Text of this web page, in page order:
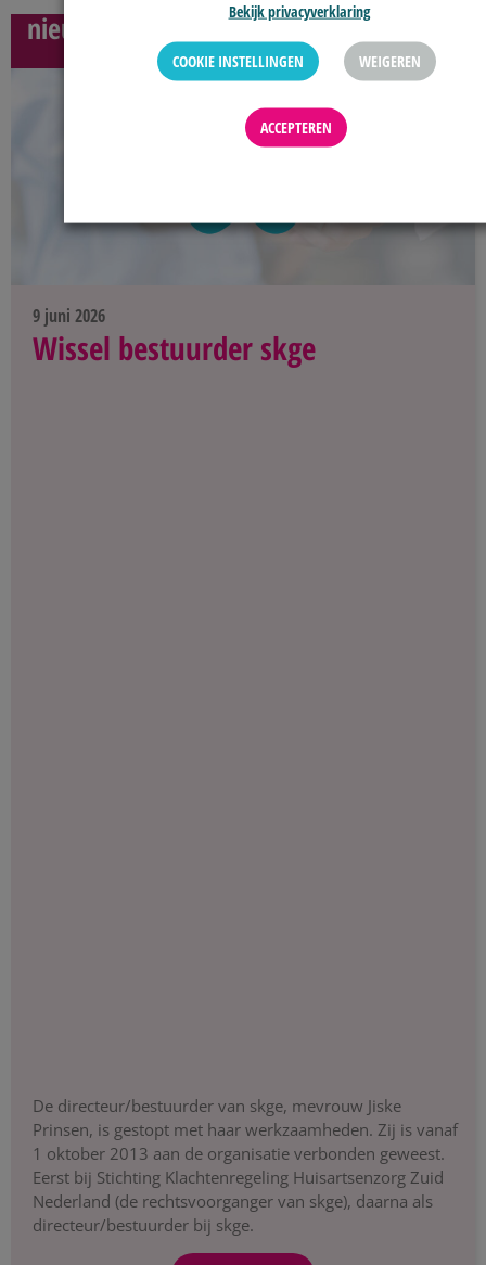
nieuws
9 juni 2026
Wissel bestuurder skge
De directeur/bestuurder van skge, mevrouw Jiske
Prinsen, is gestopt met haar werkzaamheden. Zij is vanaf
1 oktober 2013 aan de organisatie verbonden geweest.
Eerst bij Stichting Klachtenregeling Huisartsenzorg Zuid
Nederland (de rechtsvoorganger van skge), daarna als
directeur/bestuurder bij skge.
Bekijk privacyverklaring
COOKIE INSTELLINGEN WEIGEREN
ACCEPTEREN